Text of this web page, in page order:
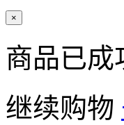
×
商品已成
继续购物